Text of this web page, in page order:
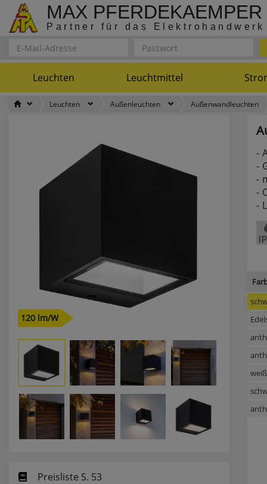
MAX PFERDEKAEMPER
Partner für das Elektrohandwerk
Leuchten Leuchtmittel
Leuchten Außenleuchten Außenwandleuchten
120 lm/W
Preisliste S. 53
weiß